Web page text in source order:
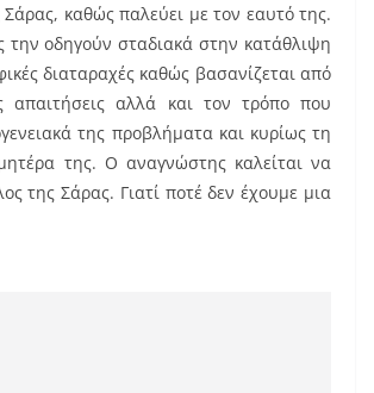
e
st
Σάρας, καθώς παλεύει με τον εαυτό της.
την οδηγούν σταδιακά στην κατάθλιψη
διαταραχές καθώς βασανίζεται από
απαιτήσεις αλλά και τον τρόπο που
της προβλήματα και κυρίως τη
της. Ο αναγνώστης καλείται να
της Σάρας. Γιατί ποτέ δεν έχουμε μια